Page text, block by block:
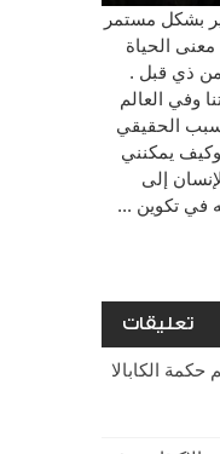
بشكل مستمر
الحياة
من ذي قبل .
وفي العالم
الحقيقي
وكيف يمكنني
إلى
في تكوين ...
تعليقات
حكمة الكابالا